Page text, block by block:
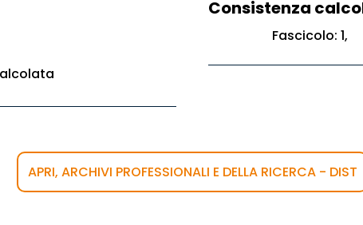
Consistenza
Fascicolo: 1,
APRI, ARCHIVI PROFESSIONALI E DELLA RICERCA - DIST